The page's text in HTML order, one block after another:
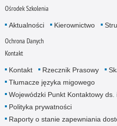
Ośrodek Szkolenia
Aktualności Kierownictwo
Ochrona Danych
Kontakt
Kontakt Rzecznik Prasowy
Tłumacze języka migowego
Wojewódzki Punkt Kontaktowy
Polityka prywatności
Raporty o stanie zapewniania